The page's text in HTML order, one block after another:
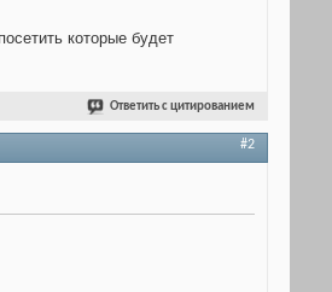
которые будет
Ответить с цитированием
#2